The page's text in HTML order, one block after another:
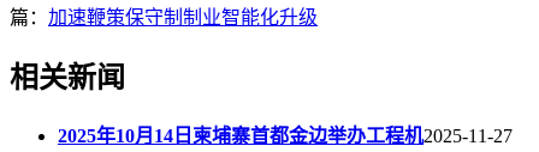
篇： 加速鞭策保守制制业智能化升级
相关新闻
2025年10月14日柬埔寨首都金边举办工程机2025-11-27